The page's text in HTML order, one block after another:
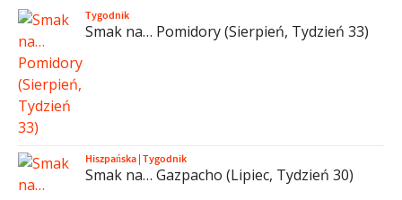
Tygodnik
Smak na… Pomidory (Sierpień, Tydzień 33)
Hiszpańska|Tygodnik
Smak na… Gazpacho (Lipiec, Tydzień 30)